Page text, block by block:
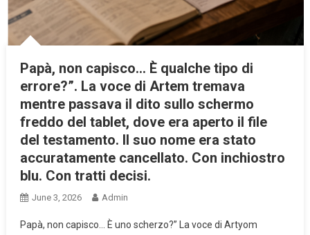
Papà, non capisco… È qualche tipo di
errore?”. La voce di Artem tremava
mentre passava il dito sullo schermo
freddo del tablet, dove era aperto il file
del testamento. Il suo nome era stato
accuratamente cancellato. Con inchiostro
blu. Con tratti decisi.
June 3, 2026 Admin
Papà, non capisco… È uno scherzo?” La voce di Artyom